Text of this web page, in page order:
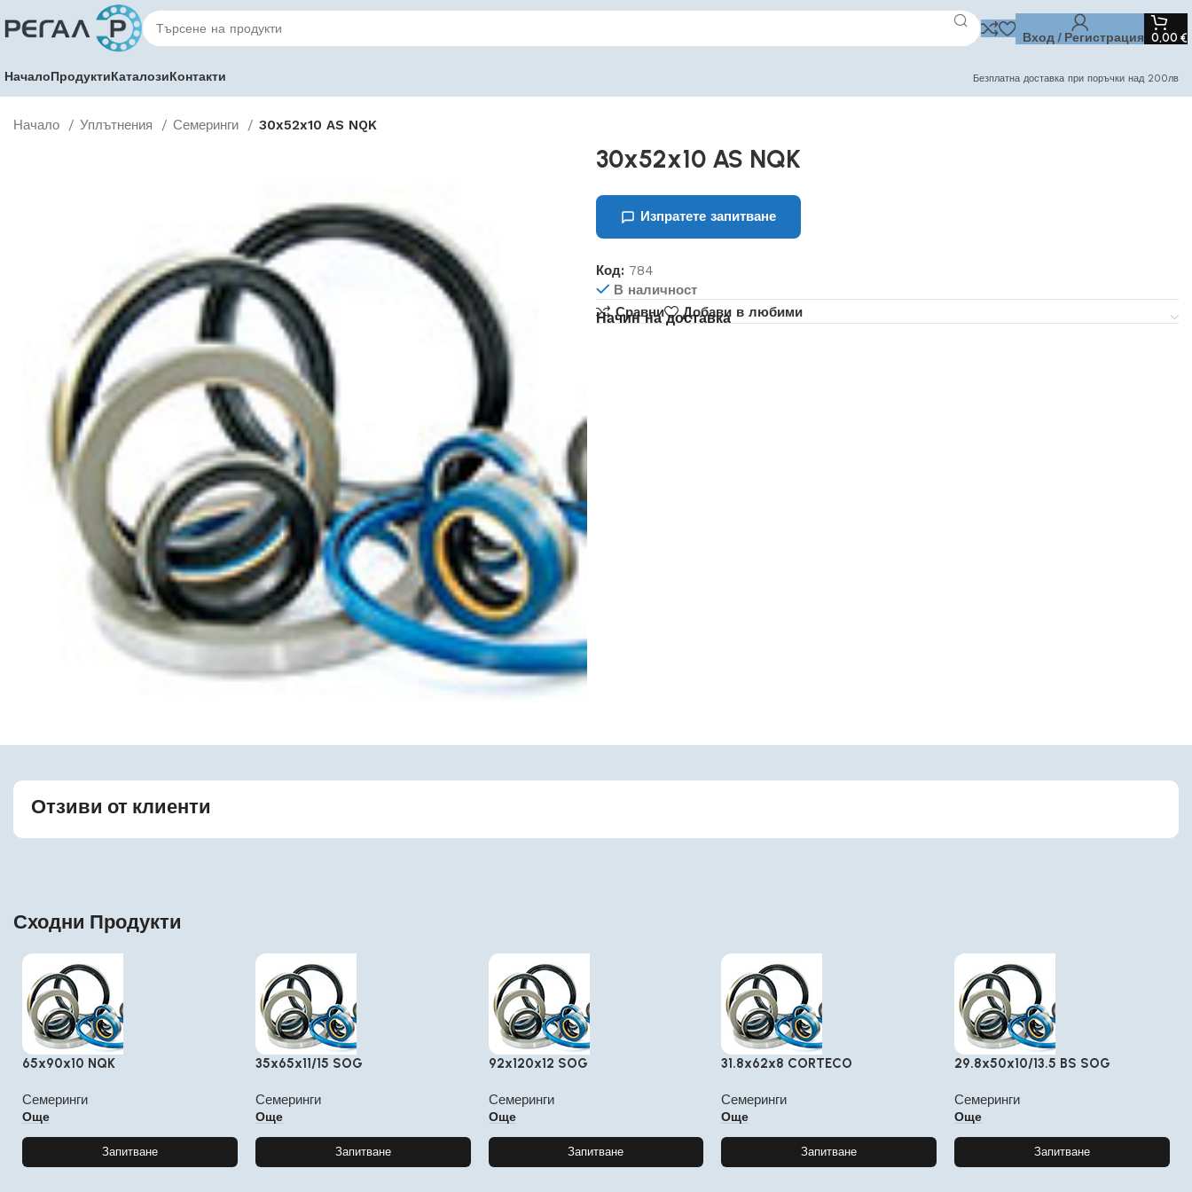
Вход / Регистрация 0,00 €
НачалоПродуктиКаталозиКонтакти Безплатна доставка при поръчки над 200лв
Начало Уплътнения Семеринги 30x52x10 AS NQK
30x52x10 AS NQK
Изпратете запитване
Код: 784
В наличност
Сравни
Добави в любими
Начин на доставка
Отзиви от клиенти
Сходни Продукти
65x90x10 NQK
Семеринги
Още
Запитване
35x65x11/15 SOG
Семеринги
Още
Запитване
92x120x12 SOG
Семеринги
Още
Запитване
31.8x62x8 CORTECO
Семеринги
Още
Запитване
29.8x50x10/13.5 BS SOG
Семеринги
Още
Запитване